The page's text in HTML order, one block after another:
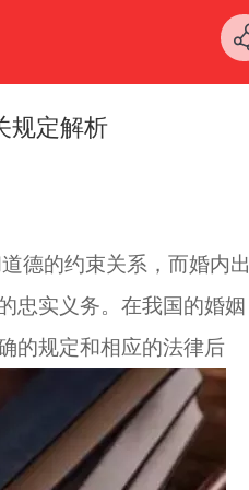
规定解析
德的约束关系，而婚内
忠实义务。在我国的婚姻
的规定和相应的法律后